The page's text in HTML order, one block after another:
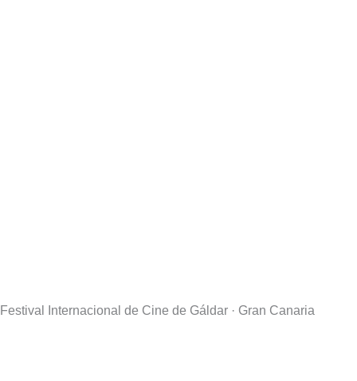
Festival Internacional de Cine de Gáldar · Gran Canaria